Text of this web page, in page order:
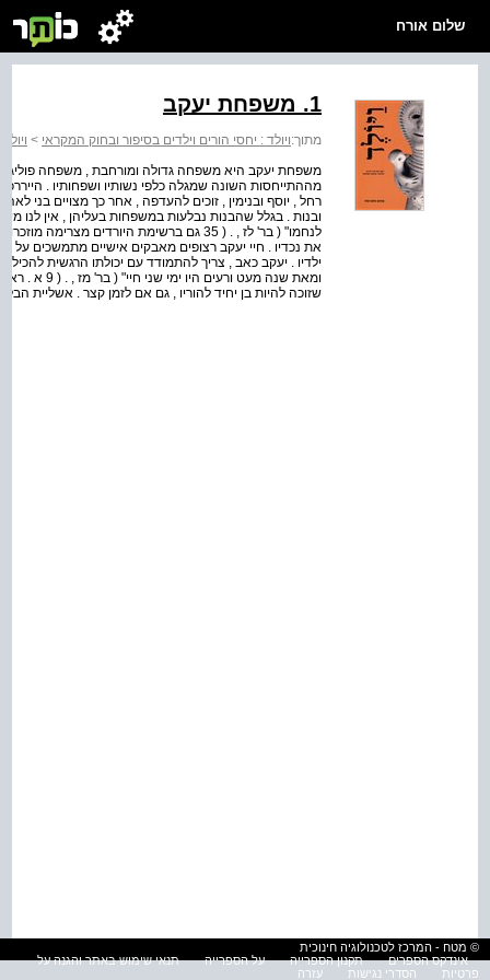
שלום אורח
1. משפחת יעקב
מתוך:ויולד : יחסי הורים וילדים בסיפור ובחוק המקראי > ויולד
משפחת יעקב היא משפחה גדולה ומורחבת , משפחה
מההתייחסות השונה שמגלה כלפי נשותיו ושפחותיו .
ובנות . בגלל שהבנות נבלעות במשפחות בעליהן , אין לנו
את נכדיו . חיי יעקב רצופים מאבקים אישיים מתמשכים על
ילדיו . יעקב כאב , צריך להתמודד עם יכולתו הרגשית להכיל
ומאת שנה
שזוכה להיות בן יחיד להוריו , גם אם לזמן קצר . אשליית
© מטח - המרכז לטכנולוגיה חינוכית
אינדקס הספרים
תקנון הספרייה על הספרייה
תנאי שימוש באתר והגנה על
פרטיות
הסדרי נגישות עזרה